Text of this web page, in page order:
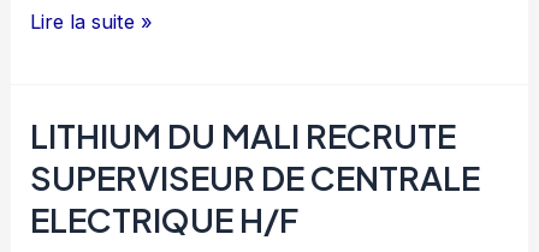
LITHIUM
RECRUTE
TECHNICIEN
MAINTENANCE
Lire la suite »
LITHIUM DU MALI RECRUTE
SUPERVISEUR DE CENTRALE
ELECTRIQUE H/F